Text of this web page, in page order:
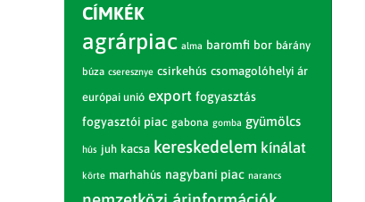
CÍMKÉK
agrárpiac alma baromfi bor bárány
búza cseresznye csirkehús csomagolóhelyi ár
európai unió export fogyasztás
fogyasztói piac gabona gomba gyümölcs
hús juh kacsa kereskedelem kínálat
körte marhahús nagybani piac narancs